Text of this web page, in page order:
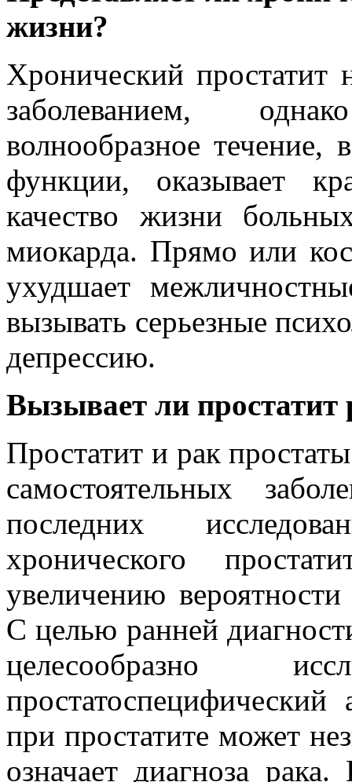
жизни?
Хронический простатит
заболеванием,
волнообразное
функции, оказывает
качество жизни
миокарда. Прямо или
ухудшает
вызывать серьезные
депрессию.
Вызывает ли простатит
Простатит и рак
самостоятельных
последних
хронического
увеличению
С целью ранней
целесообразно
при простатите может
означает диагноза